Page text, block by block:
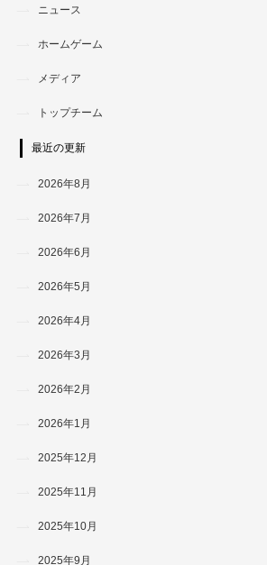
ニュース
ホームゲーム
メディア
トップチーム
最近の更新
2026年8月
2026年7月
2026年6月
2026年5月
2026年4月
2026年3月
2026年2月
2026年1月
2025年12月
2025年11月
2025年10月
2025年9月